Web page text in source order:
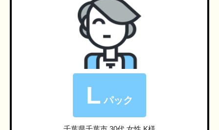
L パック